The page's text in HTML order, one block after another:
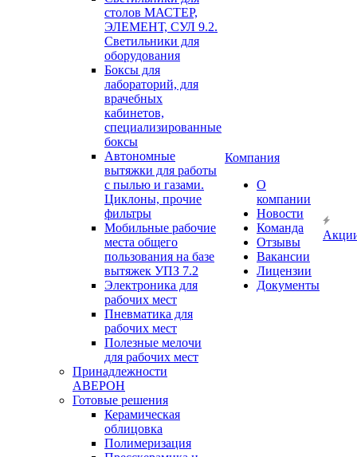
столов МАСТЕР,
ЭЛЕМЕНТ, СУЛ 9.2.
Светильники для
оборудования
Боксы для
лабораторий, для
врачебных
кабинетов,
специализированные
боксы
Автономные
вытяжки для работы
с пылью и газами.
Циклоны, прочие
фильтры
Мобильные рабочие
места общего
пользования на базе
вытяжек УПЗ 7.2
Электроника для
рабочих мест
Пневматика для
рабочих мест
Полезные мелочи
для рабочих мест
Принадлежности
АВЕРОН
Готовые решения
Керамическая
облицовка
Полимеризация
Компания
О
компании
Новости
Команда
Отзывы
Вакансии
Лицензии
Документы